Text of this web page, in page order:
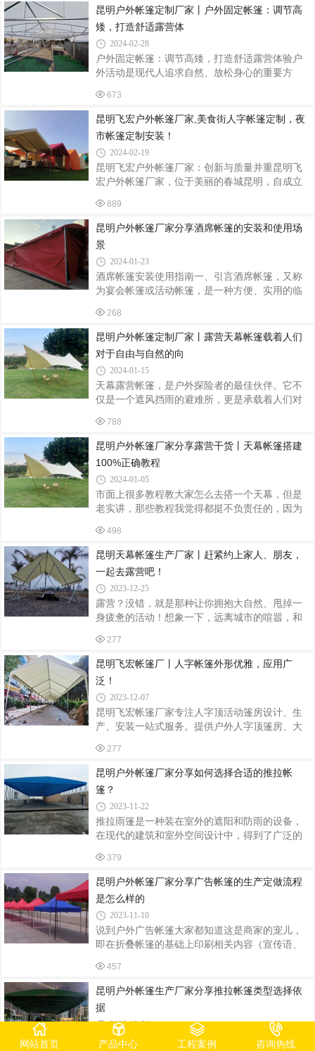
它们不仅是商业活动的平台，更是城市文化与时
尚生活的新名片。一、网红集市帐篷：时尚与潮
流的聚集地网红集市帐篷以其独特的外观和创意
的设计，吸引了众多年轻人的目光。这些帐篷通
常采用鲜艳的颜色和个性化的图案，让人一眼就
能感受到其时尚与潮流的气息。在集市上，你可
以看到各式各样的商品，从手工艺品到创意小
昆明户外帐篷定制厂家丨户外固定帐篷：调节高
矮，打造舒适露营体
2024-02-28
户外固定帐篷：调节高矮，打造舒适露营体验户
外活动是现代人追求自然、放松身心的重要方
不言而喻。在户外活动中，一款好的帐篷不仅能
提供安全舒适的休息环境，还能为我们的旅程增
添不少乐趣。今天，我们就来聊一聊户外固定帐
篷，特别是它的一项独特功能——调节高矮。
一、户外帐篷的种类与选择户外帐篷的种类繁
多，按用途可分为徒步帐篷、露营帐篷、高山帐
篷等；按结构可分为单层帐篷、双层帐篷、蒙古
包式帐篷等。在选择帐篷时，需根据露营人数、
二
673
昆明飞宏户外帐篷厂家,美食街人字帐篷定制，夜
市帐篷定制安装！
2024-02-19
昆明飞宏户外帐篷厂家：创新与质量并重昆明飞
宏户外帐篷厂家，位于美丽的春城昆明，自成立
着卓越的品质和丰富的产品线，飞宏户外帐篷在
国内外市场上赢得了良好的口碑。一、美食街人
字帐篷美食街人字帐篷是飞宏户外帐篷厂家的明
星产品之一。这款帐篷设计独特，结构稳固，同
时又具有良好的通风性能。在炎炎夏日，它能为
游客提供一个凉爽、舒适的用餐环境。而在寒冷
的冬季，帐篷内部则温暖如春。美食街人字帐篷
的广泛应用，为各地的美食街、夜市增添了一道
889
昆明户外帐篷厂家分享酒席帐篷的安装和使用场
景
2024-01-23
酒席帐篷安装使用指南一、引言酒席帐篷，又称
为宴会帐篷或活动帐篷，是一种方便、实用的临
动。了解如何正确安装和使用酒席帐篷，不仅可
以确保活动的顺利进行，还可以保证参与者的舒
适与安全。二、酒席帐篷的安装1. 选择合适的场
地：确保地面平整、无障碍物，以便帐篷的稳定
安装。避免在斜坡或软土地上搭建帐篷。2. 检查
并整理配件：根据帐篷的型号和规格，检查所需
的配件，如支柱、钢丝绳、地钉等是否齐全，并
确保没有损坏。3. 安装支柱：按照说明书的指
268
昆明户外帐篷定制厂家丨露营天幕帐篷载着人们
对于自由与自然的向
2024-01-15
天幕露营帐篷，是户外探险者的最佳伙伴。它不
仅是一个遮风挡雨的避难所，更是承载着人们对
洁的月光下显得格外醒目。仿佛是一颗闪耀的星
星，引领着人们走向梦幻般的探险之旅。它静静
地伫立在绿意盎然的草地上，与大自然融为一
体，为露营者提供温馨的庇护所。天幕露营帐篷
的设计简约而不失时尚感，采用高品质的材料制
作而成，确保了帐篷的耐用性和实用性。同时，
帐篷内部空间宽敞，足够容纳下所需的各种装备
和生活用品，让露营者在享受大自然的同时，也
788
昆明户外帐篷厂家分享露营干货丨天幕帐篷搭建
100%正确教程
2024-01-05
市面上很多教程教大家怎么去搭一个天幕，但是
老实讲，那些教程我觉得都挺不负责任的，因为
怎么去处理一些特殊状况，或者说一些很细节的
地方。所以今天呢，咱们昆明飞宏户外帐篷厂家
就来教大家如何一步一步正确去搭一个天幕。可
能看到这个标题的时候，很多朋友们都会嗤之以
鼻：“天幕不就是一块布撑起来吗”那大家先不要想
的那么简单，因为如果天幕搭的不正确的话，遇
到刮风下雨有可能天幕会被吹走、被雨水压塌，
甚至可能会引发一些类似于火灾等等的一些灾
498
昆明天幕帐篷生产厂家丨赶紧约上家人、朋友，
一起去露营吧！
2023-12-25
露营？没错，就是那种让你拥抱大自然、甩掉一
身疲惫的活动！想象一下，远离城市的喧嚣，和
受那份宁静与自由。而说到露营必备，怎能不提
天幕帐篷呢？遮阳、挡雨，简直是户外小能手！
而且舒适度也超级赞，让你在帐篷里也能享受到
家一般的温馨。天幕帐篷？没错，就是那种让你
在户外也能拥有宽敞、舒适空间的帐篷！比传统
帐篷更注重舒适性和实用性，适合家庭或团队露
营使用。想象一下，在帐篷里或躺或坐，感受大
自然的呼吸，是不是超级惬意？当然啦，休闲生
277
昆明飞宏帐篷厂丨人字帐篷外形优雅，应用广
泛！
2023-12-07
昆明飞宏帐篷厂家专注人字顶活动篷房设计、生
产、安装一站式服务。提供户外人字顶篷房、大
篷、A字型帐篷、人字顶篷房。昆明飞宏伞篷专注
帐篷研发生产，为全国客户提供人字顶篷房、A字
形帐篷、人字形帐篷。产品可根据场地大小进行
设计、定制生产，跨度可达5-50M，产品适用于婚
庆典礼、展览展会、车展仓储等诸多活动场景。
飞宏帐篷设计、生产、搭建一站式服务，欢迎全
国各地客户前来参观考察、洽谈业务！外形优
雅、搭建灵活、安全稳固，具有抗紫外线、抗老
277
昆明户外帐篷厂家分享如何选择合适的推拉帐
篷？
2023-11-22
推拉雨篷是一种装在室外的遮阳和防雨的设备，
在现代的建筑和室外空间设计中，得到了广泛的
等优点，因此备受人们的喜爱。推拉雨篷是一种
装在室外的遮阳和防雨的设备，在现代的建筑和
室外空间设计中，得到了广泛的应用。推拉雨棚
具有灵活性强、方便使用和美观等优点，因此备
受人们的喜爱。 推拉雨篷一般由支架、布料和操
纵系统三部分组成。支架一般由金属材料制成，
如钢铁、铝合金等，并经过特殊处理，具有防锈
和防腐的特性。布料则可以使用防水、防紫外线
379
昆明户外帐篷厂家分享广告帐篷的生产定做流程
是怎么样的
2023-11-10
说到户外广告帐篷大家都知道这是商家的宠儿，
即在折叠帐篷的基础上印刷相关内容（宣传语、
具有很好的宣传效果。广告帐篷在日常生活中非
常常见，商品促销和推广活动中经常能够见到广
告帐篷的身影，那么昆明广告帐篷的制作流程是
怎么样的呢？1.采购完专门生产帐篷的布料后，按
照要做的广告帐篷的尺寸裁剪，这个现在一般是
工人用角尺来裁剪。2.接下来就要把裁剪好的布料
457
昆明户外帐篷生产厂家分享推拉帐篷类型选择依
据
2023-10-31
使用年限长，防雨效果好，当属---推拉帐篷，价
网站首页 产品中心 工程案例 咨询热线